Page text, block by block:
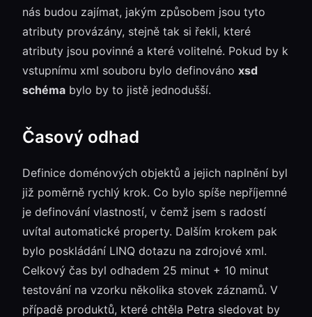
nás budou zajímat, jakým způsobem jsou tyto
atributy provázány, stejně tak si řekli, které
atributy jsou povinné a které volitelné. Pokud by k
vstupnímu xml souboru bylo definováno xsd
schéma bylo by to jistě jednodušší.
Časový odhad
Definice doménových objektů a jejich naplnění byl
již poměrně rychlý krok. Co bylo spíše nepříjemné
je definování vlastností, v čemž jsem s radostí
uvítal automatické property. Dalším krokem pak
bylo poskládání LINQ dotazu na zdrojové xml.
Celkový čas byl odhadem 25 minut + 10 minut
testování na vzorku několika stovek záznamů. V
případě produktů, které chtěla Petra sledovat by